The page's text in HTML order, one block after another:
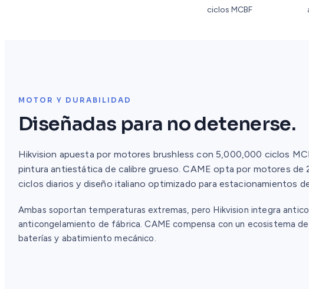
ciclos MCBF
MOTOR Y DURABILIDAD
Diseñadas para no detenerse.
Hikvision apuesta por motores brushless con 5,000,000 ciclos
pintura antiestática de calibre grueso. CAME opta por motores
ciclos diarios y diseño italiano optimizado para estacionamientos
Ambas soportan temperaturas extremas, pero Hikvision integra
anticongelamiento de fábrica. CAME compensa con un ecosistema
baterías y abatimiento mecánico.